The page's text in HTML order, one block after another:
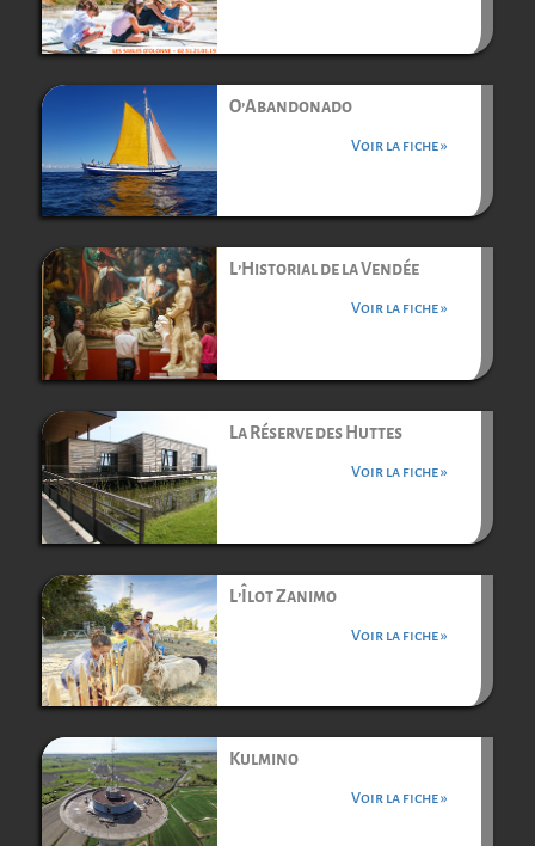
O’Abandonado
Voir la fiche »
L’Historial de la Vendée
Voir la fiche »
La Réserve des Huttes
Voir la fiche »
L’Îlot Zanimo
Voir la fiche »
Kulmino
Voir la fiche »